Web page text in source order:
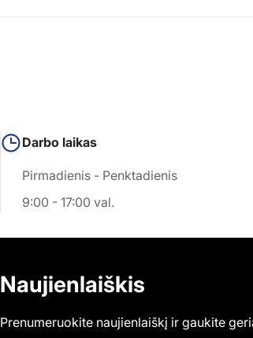
Darbo laikas
Pirmadienis - Penktadienis
9:00 - 17:00 val.
Naujienlaiškis
Prenumeruokite naujienlaiškį ir gaukite